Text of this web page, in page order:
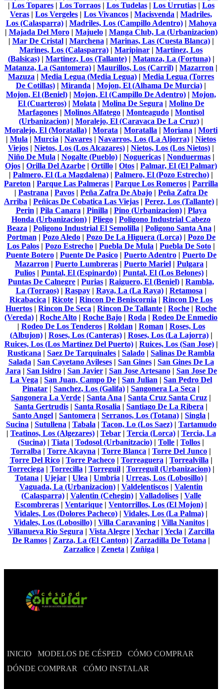
| Los Topares| Los Torraos| Los Tudelas| Los Urrutias| Los
Veras | Los Vergeles | Los Vivancos | Macisvenda | Madriles,
Los (Calasparra)| Madriles, Los (Campillo Adentro)| Mahoya
| Majada Del Moro| Majuelo| Manga Club, La (Urbanizacion)
| Mar De Cristal| Marchena | Marinas, Las (Cuesta Blanca)|
Marines, Los (Calasparra) | Maripinar | Martinez, Los
(Balsicas)| Martinez, Los (Tallante)| Matanza, La (Fortuna)|
Matanza, La (Santomera) | Maurillos, Los (Carril) | Mazarron |
Mazuza | Media Legua (Media Legua) | Media Legua (Torres
De Cotillas) | Miranda | Mojon, El (Alhama De Murcia) |
Mojon, El (Beniel) | Mojon, El (Campillo De Adentro) | Mojon,
El (Cuarteros) | Molata | Molina De Segura | Molino De
Marfagones | Molinos Alfatego | Monteagudo | Montisol
(Urbanizacion) | Moralejo, El (Caravaca De La Cruz) |
Moralejo, El (Moratalla) | Morata | Moratalla | Moriana | Morti
| Mula | Murcia | Navares | Navarros, Los (La Aljorra) | Nietos
Viejos | Nietos, Los (Los Alcazares) | Nietos, Los (Los Nietos) |
Niño De Mula | Nogalte (Pueblo)| Noguericas| Nonduermas|
Ojos | Orilla Del Azarbe | Ortillo | Otos | Palmar, El (El Palmar)
| Palmero, El (La Magdalena) | Palmero, El (Pozo Estrecho) |
Pareton | Parque Las Palmeras | Parque Los Romeros | Parrilla
| Pastrana | Pavos | Peña Zafra De Abajo | Peña Zafra De
Arriba | Peñicas De Cobatica Las Viejas | Perez, Los (Tallante) |
Perin | Pila Canara | Pinilla | Pino (Urbanizacion)| Playa
Honda (Urbanizacion) | Pliego | Poligono Industrial Cabezo
Beaza | Poligono Industrial El Semolilla | Poligono Santa Ana |
Portman | Pozo Aledo| Pozo De La Higuera (Lorca)| Pozo De
Los Palos | Pozo Estrecho | Puebla De Mula | Puebla De Soto |
Puente Botero| Puente De Pasico| Puerto Adentro| Puerto De
Mazarron | Puerto Lumbreras| Puerto Mariel| Pulgara |
Pulios| Puntal, El (Espinardo)| Puntal, El (Los Belones)|
Puntas De Calnegre | Purias | Raiguero, El (Beniel) | Rambla,
La (Torraos)| Raspay| Raya, La (La Raya)| Retamosa |
Ricabacica | Ricote | Rincon De Beniscornia | Rincon De Los
Huertos | Rincon De Seca | Rincon De Tallante | Roche | Roche
(Vereda) | Roche Alto | Roche Bajo | Roda | Rodeo De Enmedio
| Rodeo De Los Tenderos| Roldan | Roman | Roses, Los
(Albujon)| Roses, Los (Canteras)| Roses, Los (La Lajorra)|
Ruices, Los (Los Martinez Del Puerto)| Ruices, Los (San Jose)|
Rusticana | Saez De Tarquinales | Salado | Salinas De Rambla
Salada | San Cayetano Avileses| San Gines| San Gines De La
Jara | San Isidro| San Javier| San Jose Artesano| San Jose De
La Vega | San Juan, Campo De | San Julian | San Pedro Del
Pinatar | Sanchez, Los (Galifa) | Sangonera La Seca |
Sangonera La Verde | Santa Ana | Santa Cruz Santa Cruz |
Santa Gertrudis | Santa Rosalia | Santiago De La Ribera |
Santo Angel | Santomera | Serranos, Los (Totana) | Singla |
Sucina | Sutullena | Tabala | Tacon, Lo (Los Saez)| Tartamudo
| Teatinos, Los (Algezares)| Tebar| Tercia (Lorca)| Tercia, La
(Sucina) | Tiata | Todosol (Urbanitzacio) | Tolle | Tollos |
Torralba | Torre Alcayna | Torre Blanca | Torre Del Junco |
Torre Del Rico| Torre Pacheco| Torreaguera | Torrealvilla |
Torreciega | Torrecilla | Torreguil| Torreguil (Urbanizacion)|
Totana | Ujejar | Ulea | Umbria | Urreas, Los (Lobosillo) |
Vaguada, La (Urbanizacion) | Valdelentiscos | Valentin
(Calasparra)| Valentin (Cehegin)| Valladolises| Valle
Escombreras | Ventarique | Ventorrillos, Los (El Mojon) |
Vidales, Los (Dolores Pacheco) | Vidales, Los (La Palma) |
Vidales, Los (Lobosillo)| Villa Caravaning| Villa Nanitos|
Villanueva Rio Segura | Vista Alegre| Yechar| Yecla | Zarcilla
De Ramos| Zarza, La (El Canton)| Zarzadilla De Totana |
Zarzalico | Zeneta | Zuñiga |
INICIO MODELOS DE CÉSPED
CÓMO COMPRAR
DÓNDE COMPRAR
CÓMO INSTALAR